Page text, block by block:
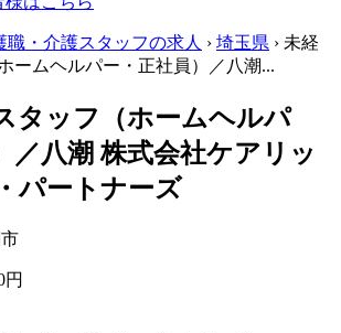
職・介護スタッフの求人 › 埼玉県 › 未経
ームヘルパー・正社員）／八潮...
タッフ（ホームヘルパ
／八潮 株式会社ケアリッ
パートナーズ
円